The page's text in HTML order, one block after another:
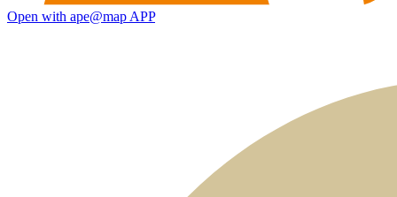
Open with ape@map APP